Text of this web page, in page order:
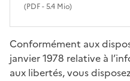
(PDF- 5.4 Mio)
Conformément aux
janvier 1978 relative à
aux libertés, vous